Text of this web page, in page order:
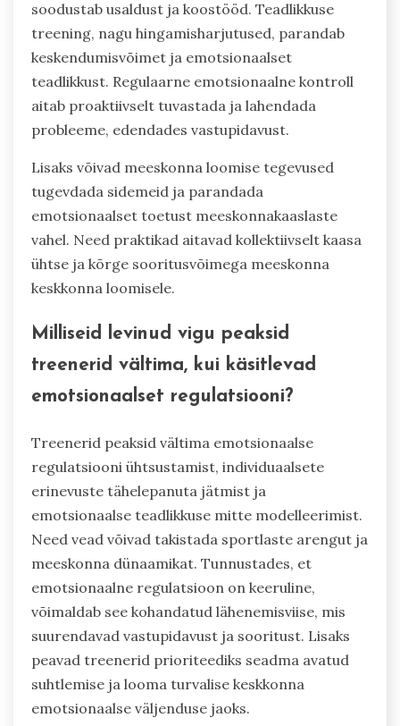
soodustab usaldust ja koostööd. Teadlikkuse
treening, nagu hingamisharjutused, parandab
keskendumisvõimet ja emotsionaalset
teadlikkust. Regulaarne emotsionaalne kontroll
aitab proaktiivselt tuvastada ja lahendada
probleeme, edendades vastupidavust.
Lisaks võivad meeskonna loomise tegevused
tugevdada sidemeid ja parandada
emotsionaalset toetust meeskonnakaaslaste
vahel. Need praktikad aitavad kollektiivselt kaasa
ühtse ja kõrge sooritusvõimega meeskonna
keskkonna loomisele.
Milliseid levinud vigu peaksid
treenerid vältima, kui käsitlevad
emotsionaalset regulatsiooni?
Treenerid peaksid vältima emotsionaalse
regulatsiooni ühtsustamist, individuaalsete
erinevuste tähelepanuta jätmist ja
emotsionaalse teadlikkuse mitte modelleerimist.
Need vead võivad takistada sportlaste arengut ja
meeskonna dünaamikat. Tunnustades, et
emotsionaalne regulatsioon on keeruline,
võimaldab see kohandatud lähenemisviise, mis
suurendavad vastupidavust ja sooritust. Lisaks
peavad treenerid prioriteediks seadma avatud
suhtlemise ja looma turvalise keskkonna
emotsionaalse väljenduse jaoks.